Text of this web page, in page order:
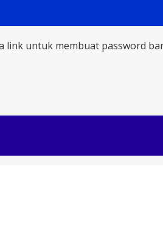
link untuk membuat password